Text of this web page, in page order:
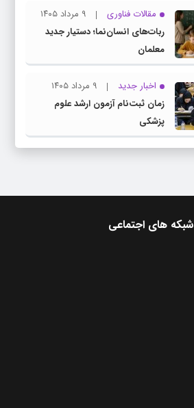
مقالات فناوری
۹ مرداد ۱۴۰۵
ربات‌های انسان‌نما؛ دستیار جدید
معلمان
اخبار جدید
۹ مرداد ۱۴۰۵
زمان ثبت‌نام آزمون ارشد علوم
پزشکی
شبکه های اجتماعی